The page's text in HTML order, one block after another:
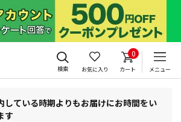
検索 お気に入り
0
カート メニュー
している時期よりもお届けにお時間をい
す